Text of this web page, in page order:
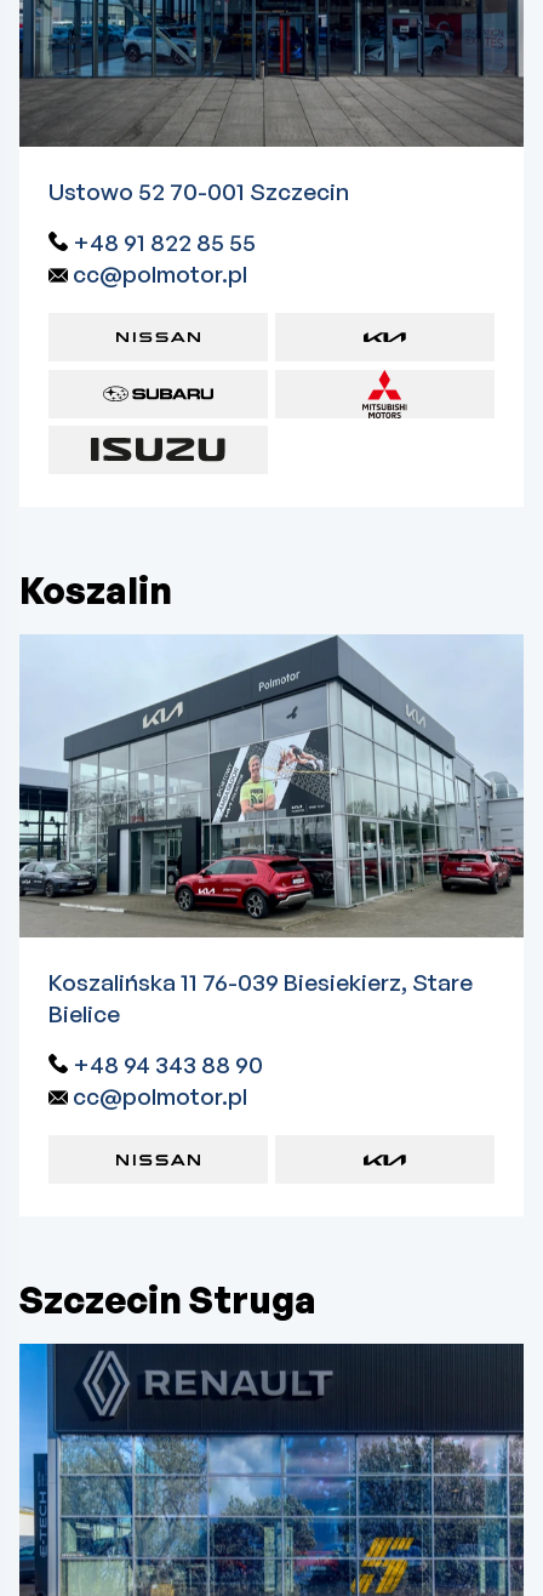
Ustowo 52 70-001 Szczecin
+48 91 822 85 55
cc@polmotor.pl
Koszalin
Koszalińska 11 76-039 Biesiekierz, Stare
Bielice
+48 94 343 88 90
cc@polmotor.pl
Szczecin Struga